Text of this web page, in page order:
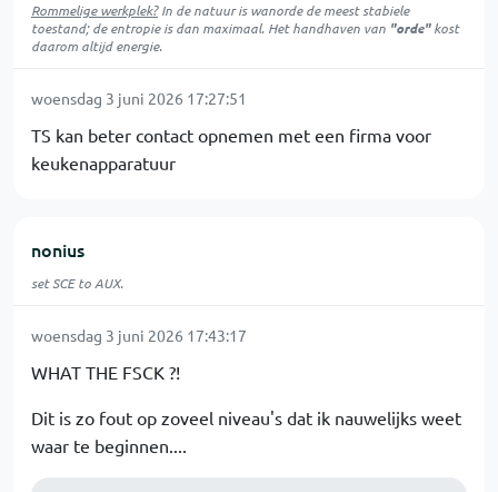
Rommelige werkplek?In de natuur iswanordede meest stabiele
toestand; de entropie is dan maximaal. Het handhaven van "orde"kost
daarom altijd energie.
woensdag 3 juni 2026 17:27:51
TS kan beter contact opnemen met een firma voor
keukenapparatuur
nonius
set SCE to AUX.
woensdag 3 juni 2026 17:43:17
WHAT THE FSCK ?!
Dit is zo fout op zoveel niveau's dat ik nauwelijks weet
waar te beginnen....